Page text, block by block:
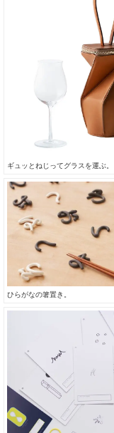
ギュッとねじってグラスを運ぶ。
ひらがなの箸置き。